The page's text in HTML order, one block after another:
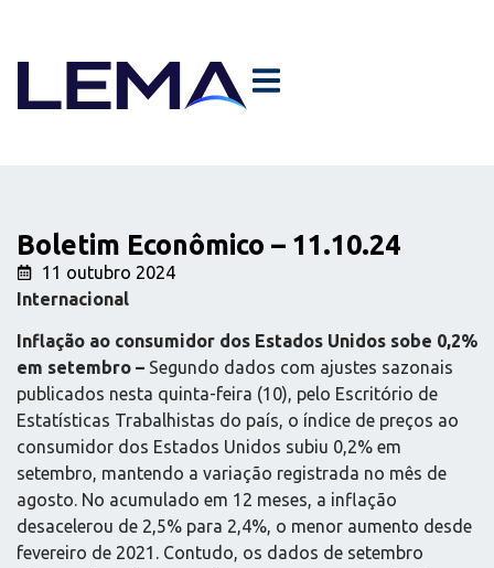
Boletim Econômico – 11.10.24
11 outubro 2024
Internacional
Inflação ao consumidor dos Estados Unidos sobe 0,2%
em setembro – Segundo dados com ajustes sazonais
publicados nesta quinta-feira (10), pelo Escritório de
Estatísticas Trabalhistas do país, o índice de preços ao
consumidor dos Estados Unidos subiu 0,2% em
setembro, mantendo a variação registrada no mês de
agosto. No acumulado em 12 meses, a inflação
desacelerou de 2,5% para 2,4%, o menor aumento desde
fevereiro de 2021. Contudo, os dados de setembro